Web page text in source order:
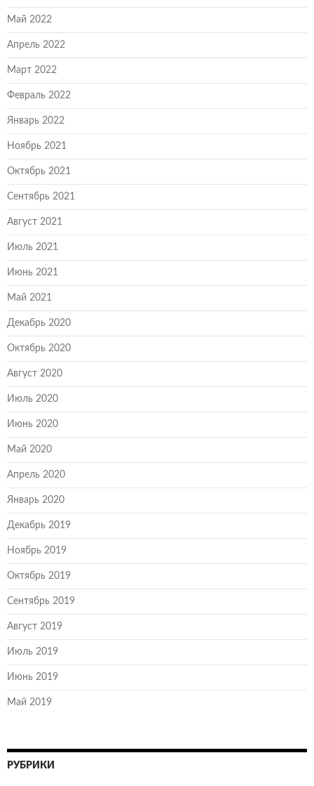
Май 2022
Апрель 2022
Март 2022
Февраль 2022
Январь 2022
Ноябрь 2021
Октябрь 2021
Сентябрь 2021
Август 2021
Июль 2021
Июнь 2021
Май 2021
Декабрь 2020
Октябрь 2020
Август 2020
Июль 2020
Июнь 2020
Май 2020
Апрель 2020
Январь 2020
Декабрь 2019
Ноябрь 2019
Октябрь 2019
Сентябрь 2019
Август 2019
Июль 2019
Июнь 2019
Май 2019
РУБРИКИ